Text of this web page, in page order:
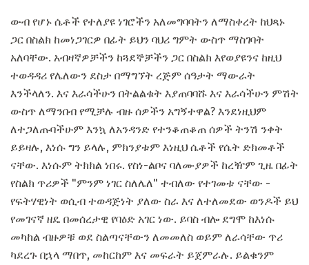
ውብ የሆኑ ሴቶች የተለያዩ ነገሮችን አለመግባባትን ለማስቀረት ከህጻኑ
ጋር በስልክ ከመነጋገርዎ በፊት ይህን ባህሪ ግምት ውስጥ ማስገባት
አለባቸው. አብዛኛዎቻችን ከጓደኞቻችን ጋር በስልክ እየወያዩንና ከዚህ
ተወዳዳሪ የሌለውን ደስታ በማግኘት ረጅም ሰዓታት ማውራት
እንችላለን. እና እራሳችሁን በትልልቁት እያጠባባሹ እና እራሳችሁን ምሽት
ውስጥ ለማንበብ የሚቻሉ ብዙ ሰዎችን አግኝተዋል? እንደነዚህም
ለተጋለጡባችሁም እንኳ ለአንዳንድ የተንቆጠቆጠ ሰዎች ትንሽ ንቀት
ይይዛሉ, እነሱ ግን ይላሉ, ምክንያቱም እነዚህ ሴቶች የሴት ድክመቶች
ናቸው. እነሱም ትክክል ነበሩ. የስነ-ልቦና ባለሙያዎች ከረዥም ጊዜ በፊት
የስልክ ጥሪዎች "ምንም ነገር ስለሌለ" ተብለው የተገመቱ ናቸው -
የፍትሃዊነት ወሲብ ተወዳጅነት ያለው ስራ እና ለተለመደው ወንዶች ይህ
የመገናኛ ዘዴ በመሰረታዊ የባዕድ አገር ነው. ይባስ ብሎ ደግሞ ከእነሱ
መካከል ብዙዎቹ ወደ ስልጣናቸውን ለመመለስ ወይም ለራሳቸው ጥሪ
ካደረጉ በኋላ ማበጥ, መከርከም እና መፍራት ይጀምራሉ. ይልቁንም